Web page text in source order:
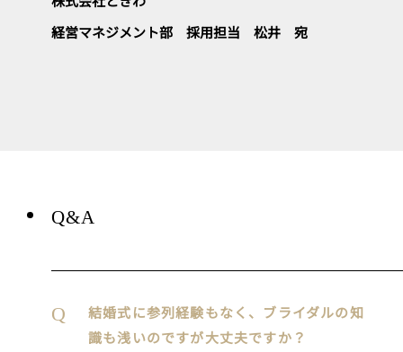
経営マネジメント部 採用担当 松井 宛
Q&A
結婚式に参列経験もなく、ブライダルの知
識も浅いのですが大丈夫ですか？